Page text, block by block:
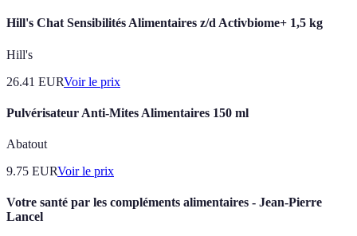
Hill's Chat Sensibilités Alimentaires z/d Activbiome+ 1,5 kg
Hill's
26.41 EURVoir le prix
Pulvérisateur Anti-Mites Alimentaires 150 ml
Abatout
9.75 EURVoir le prix
Votre santé par les compléments alimentaires - Jean-Pierre
Lancel